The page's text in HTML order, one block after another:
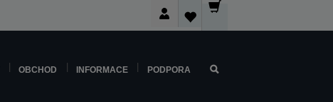
OBCHOD INFORMACE PODPORA